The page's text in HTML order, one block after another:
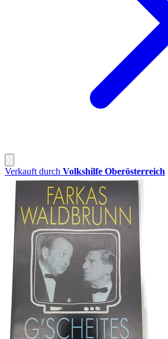
Verkauft durch Volkshilfe Oberösterreich